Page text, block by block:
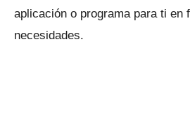
aplicación o programa para ti en
necesidades.